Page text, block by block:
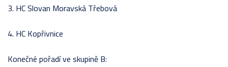
3. HC Slovan Moravská Třebová
4. HC Kopřivnice
Konečné pořadí ve skupině B: